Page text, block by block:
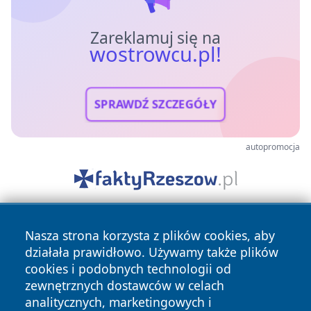
Zareklamuj się na
wostrowcu.pl!
SPRAWDŹ SZCZEGÓŁY
autopromocja
Nasza strona korzysta z plików cookies, aby
działała prawidłowo. Używamy także plików
cookies i podobnych technologii od
zewnętrznych dostawców w celach
analitycznych, marketingowych i
Copyright © 2026 wostrowcu.pl Wszystkie prawa zastrzeżone.